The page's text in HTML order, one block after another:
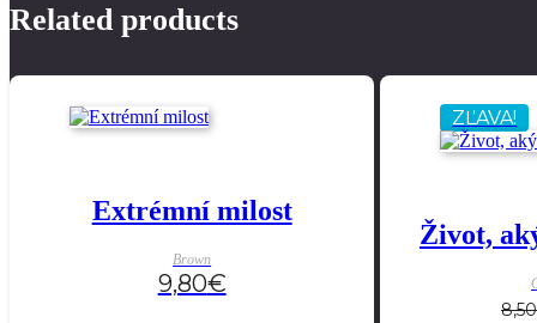
Related products
Extrémní milost
Brown
9,80€
ZĽAVA!
Život,
8,50